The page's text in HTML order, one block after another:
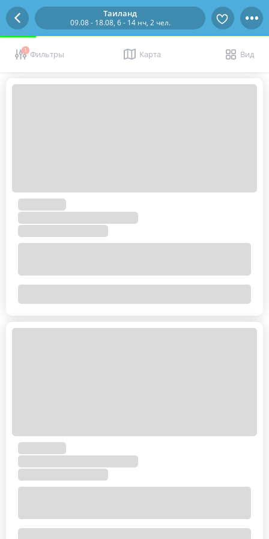
Таиланд
09.08 - 18.08, 6 - 14 нч, 2 чел.
Фильтры
1 Карта Вид